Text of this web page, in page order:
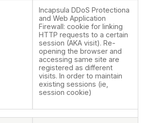
Incapsula DDoS Protectiona
and Web Application
Firewall: cookie for linking
HTTP requests to a certain
session (AKA visit). Re-
opening the browser and
accessing same site are
registered as different
visits. In order to maintain
existing sessions (ie,
session cookie)